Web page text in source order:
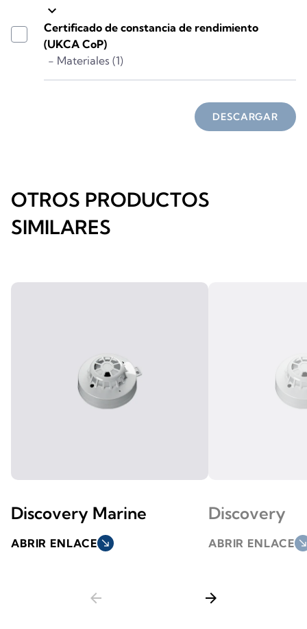
keyboard_arrow_down
Certificado de constancia de rendimiento
(UKCA CoP)
- Materiales (1)
DESCARGAR
OTROS PRODUCTOS
SIMILARES
Discovery Marine
ABRIR ENLACE south_east
Discovery
ABRIR ENLACE
arrow_back arrow_forward